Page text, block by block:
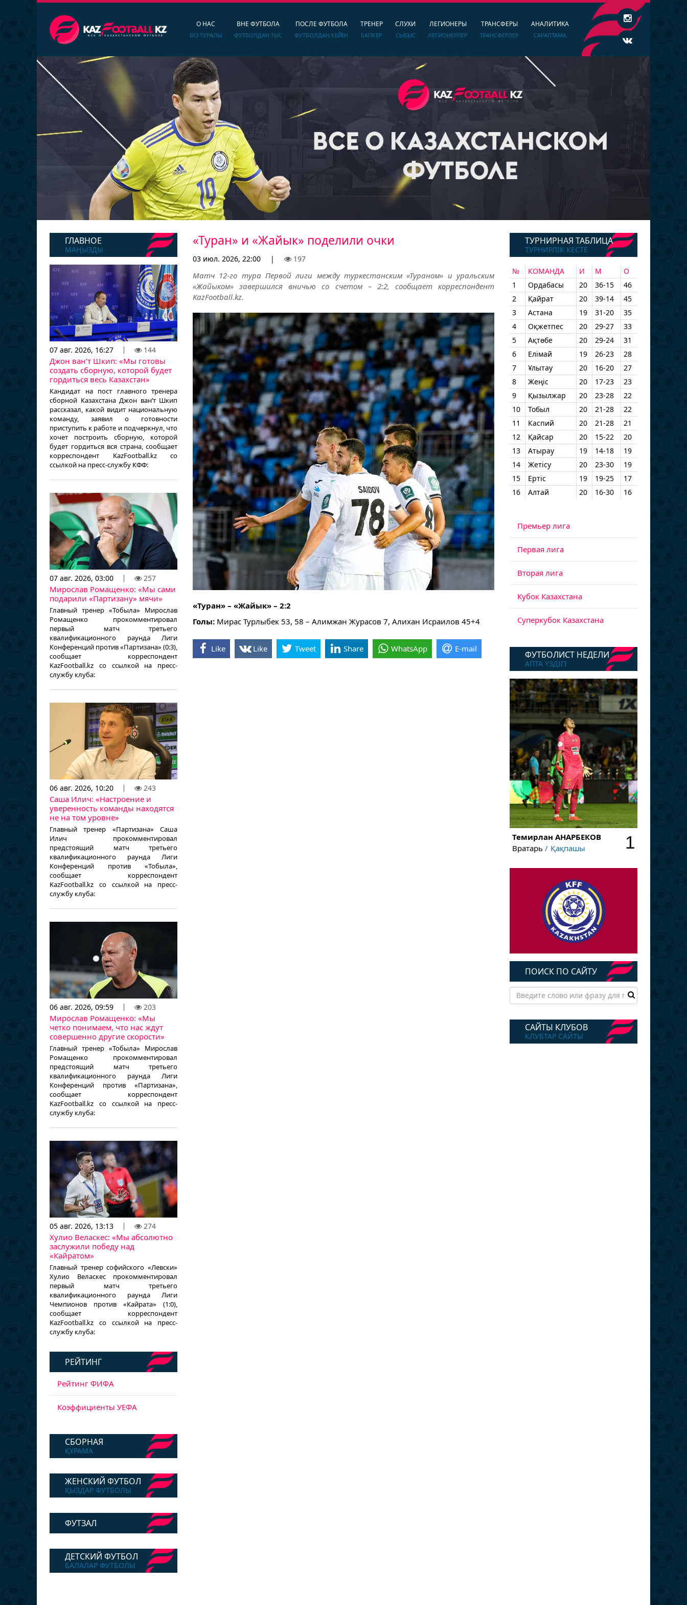
О НАС
БІЗ ТУРАЛЫ
ВНЕ ФУТБОЛА
ФУТБОЛДАН ТЫС
ПОСЛЕ ФУТБОЛА
ФУТБОЛДАН КЕЙІН
ТРЕНЕР
БАПКЕР
СЛУХИ
СЫБЫС
ЛЕГИОНЕРЫ
ЛЕГИОНЕРЛЕР
ТРАНСФЕРЫ
ТРАНСФЕРЛЕР
АНАЛИТИКА
САРАПТАМА
ГЛАВНОЕ
МАҢЫЗДЫ
07 авг. 2026, 16:27 144
Джон ван’т Шкип: «Мы готовы
создать сборную, которой будет
гордиться весь Казахстан»
Кандидат на пост главного тренера
сборной Казахстана Джон ван’т Шкип
рассказал, какой видит национальную
команду, заявил о готовности
приступить к работе и подчеркнул, что
хочет построить сборную, которой
будет гордиться вся страна, сообщает
корреспондент KazFootball.kz со
ссылкой на пресс-службу КФФ:
07 авг. 2026, 03:00 257
Мирослав Ромащенко: «Мы сами
подарили «Партизану» мячи»
Главный тренер «Тобыла» Мирослав
Ромащенко прокомментировал
первый матч третьего
квалификационного раунда Лиги
Конференций против «Партизана» (0:3),
сообщает корреспондент
KazFootball.kz со ссылкой на пресс-
службу клуба:
06 авг. 2026, 10:20 243
Саша Илич: «Настроение и
уверенность команды находятся
не на том уровне»
Главный тренер «Партизана» Саша
Илич прокомментировал
предстоящий матч третьего
квалификационного раунда Лиги
Конференций против «Тобыла»,
сообщает корреспондент
KazFootball.kz со ссылкой на пресс-
службу клуба:
06 авг. 2026, 09:59 203
Мирослав Ромащенко: «Мы
четко понимаем, что нас ждут
совершенно другие скорости»
Главный тренер «Тобыла» Мирослав
Ромащенко прокомментировал
предстоящий матч третьего
квалификационного раунда Лиги
Конференций против «Партизана»,
сообщает корреспондент
KazFootball.kz со ссылкой на пресс-
службу клуба:
05 авг. 2026, 13:13 274
Хулио Веласкес: «Мы абсолютно
заслужили победу над
«Кайратом»
Главный тренер софийского «Левски»
Хулио Веласкес прокомментировал
первый матч третьего
квалификационного раунда Лиги
Чемпионов против «Кайрата» (1:0),
сообщает корреспондент
KazFootball.kz со ссылкой на пресс-
службу клуба:
РЕЙТИНГ
Рейтинг ФИФА
Коэффициенты УЕФА
СБОРНАЯ
ҚҰРАМА
ЖЕНСКИЙ ФУТБОЛ
ҚЫЗДАР ФУТБОЛЫ
ФУТЗАЛ
ДЕТСКИЙ ФУТБОЛ
БАЛАЛАР ФУТБОЛЫ
«Туран» и «Жайык» поделили очки
03 июл. 2026, 22:00 | 197
Матч 12-го тура Первой лиги между туркестанским «Тураном» и уральским
«Жайыком» завершился вничью со счетом – 2:2, сообщает корреспондент
KazFootball.kz.
«Туран» – «Жайык» – 2:2
Голы: Мирас Турлыбек 53, 58 – Алимжан Журасов 7, Алихан Исраилов 45+4
Like Like Tweet Share WhatsApp E-mail
ТУРНИРНАЯ ТАБЛИЦА
ТУРНИРЛІК КЕСТЕ
№ КОМАНДА И М
О
1
Ордабасы 20 36-15
46
2
Қайрат 20 39-14
45
3
Астана 19 31-20
35
4
Оқжетпес 20 29-27
33
5
Ақтөбе 20 29-24
31
6
Елімай 19 26-23
28
7
Ұлытау 20 16-20
27
8
Жеңіс 20 17-23
23
9
Қызылжар 20 23-28
22
10
Тобыл 20 21-28
22
11
Каспий 20 21-28
21
12
Қайсар 20 15-22
20
13
Атырау 19 14-18
19
14
Жетісу 20 23-30
19
15
Ертіс 19 19-25
17
16
Алтай 20 16-30 16
Премьер лига
Первая лига
Вторая лига
Кубок Казахстана
Суперкубок Казахстана
ФУТБОЛИСТ НЕДЕЛИ
АПТА ҮЗДІГІ
Темирлан АНАРБЕКОВ
Вратарь
Қақпашы 1
ПОИСК ПО САЙТУ
САЙТЫ КЛУБОВ
КЛУБТАР САЙТЫ